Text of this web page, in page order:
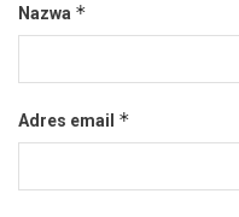
Nazwa *
Adres email *